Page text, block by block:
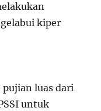
kiper
luas dari
untuk